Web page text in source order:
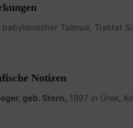
babylonischer Talmud, Traktat
Notizen
geb. Stern, 1897 in Ürek,